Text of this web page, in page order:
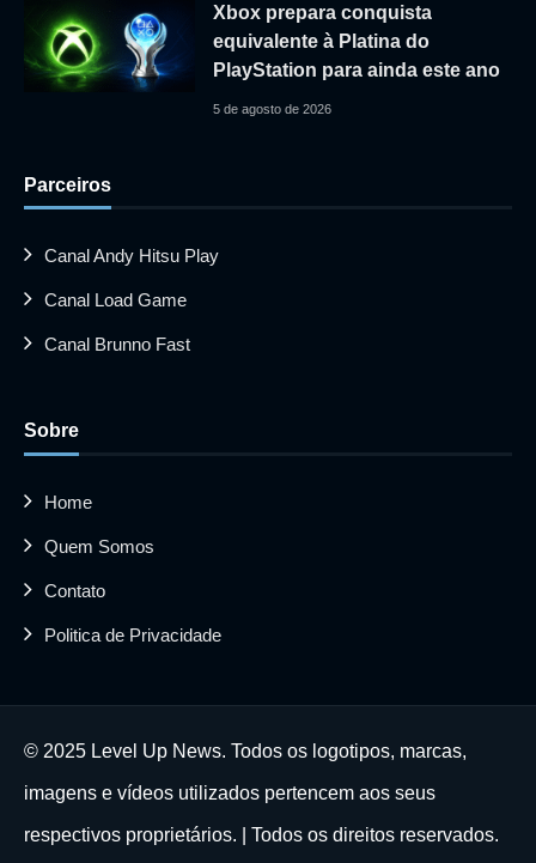
Xbox prepara conquista
equivalente à Platina do
PlayStation para ainda este ano
5 de agosto de 2026
Parceiros
Canal Andy Hitsu Play
Canal Load Game
Canal Brunno Fast
Sobre
Home
Quem Somos
Contato
Politica de Privacidade
© 2025 Level Up News. Todos os logotipos, marcas,
imagens e vídeos utilizados pertencem aos seus
respectivos proprietários. | Todos os direitos reservados.